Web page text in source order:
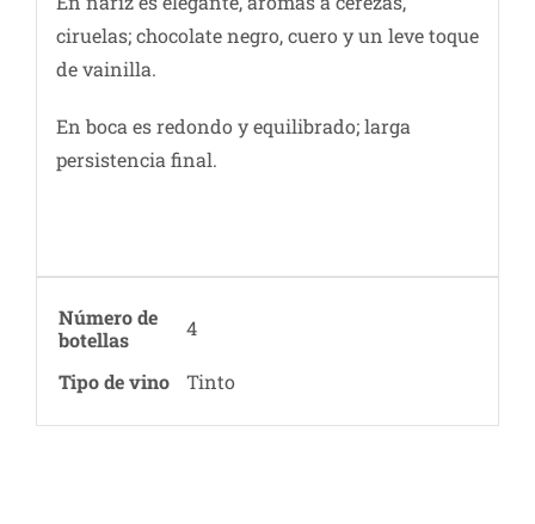
ciruelas; chocolate negro, cuero y un leve toque
de vainilla.
En boca es redondo y equilibrado; larga
persistencia final.
Número de
botellas
4
Tipo de vino Tinto